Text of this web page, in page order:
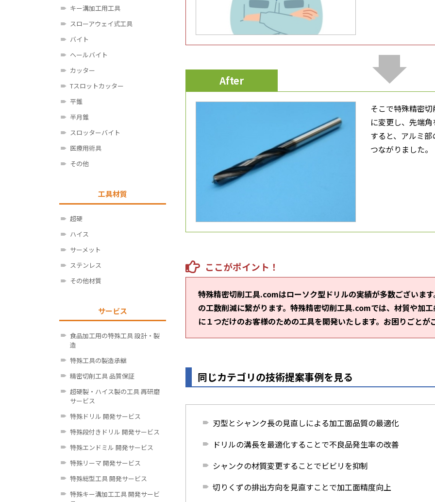
After
そこで特殊精密
に変更し、先端
すると、アルミ
つながりました。
ここがポイント！
特殊精密切削工具.comはローソク型ドリルの実績が多数ございま
の工数削減に繋がります。特殊精密切削工具.comでは、材質や加
に１つだけのお客様のための工具を開発いたします。お困りごとが
同じカテゴリの技術提案事例を見る
刃型とシャンク長の見直しによる加工面品質の最適化
ドリルの溝長を最適化することで不良品発生率の改善
シャンクの材質変更することでビビリを抑制
切りくずの排出方向を見直すことで加工面精度向上
キー溝加工用工具
スローアウェイ式工具
バイト
ヘールバイト
カッター
Tスロットカッター
平錐
半月錐
スロッターバイト
医療用術具
その他
工具材質
超硬
ハイス
サーメット
ステンレス
その他材質
サービス
食品加工用の特殊工具 設計・製
造
特殊工具の製造承継
精密切削工具 品質保証
超硬製・ハイス製の工具 再研磨
サービス
特殊ドリル 開発サービス
特殊段付きドリル 開発サービス
特殊エンドミル 開発サービス
特殊リーマ 開発サービス
特殊総型工具 開発サービス
特殊キー溝加工工具 開発サービ